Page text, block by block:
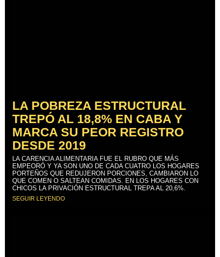
LA POBREZA ESTRUCTURAL
TREPÓ AL 18,8% EN CABA Y
MARCA SU PEOR REGISTRO
DESDE 2019
LA CARENCIA ALIMENTARIA FUE EL RUBRO QUE MÁS
EMPEORÓ Y YA SON UNO DE CADA CUATRO LOS HOGARES
PORTEÑOS QUE REDUJERON PORCIONES, CAMBIARON LO
QUE COMEN O SALTEAN COMIDAS. EN LOS HOGARES CON
CHICOS LA PRIVACIÓN ESTRUCTURAL TREPA AL 20,6%.
SEGUIR LEYENDO